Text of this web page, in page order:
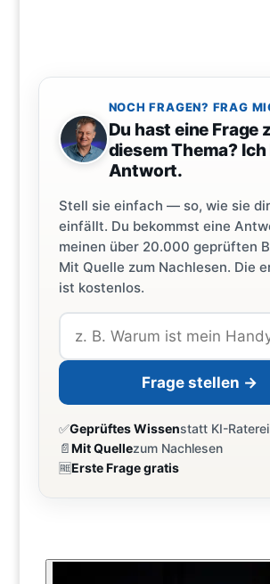
NOCH FRAGEN? FRAG
Du hast eine Frage
diesem Thema? Ich
Antwort.
Stell sie einfach — so, wie sie
einfällt. Du bekommst eine
meinen über 20.000 geprüften
Mit Quelle zum Nachlesen. Die
ist kostenlos.
Frage stellen →
✅Geprüftes Wissenstatt KI-Raterei
📄Mit Quellezum Nachlesen
🆓Erste Frage gratis